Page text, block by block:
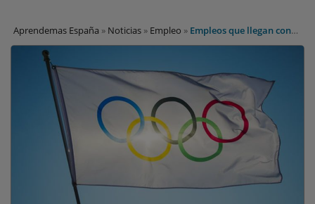
Aprendemas España » Noticias » Empleo » Empleos que llegan con
los grandes eventos deportivos de 2016